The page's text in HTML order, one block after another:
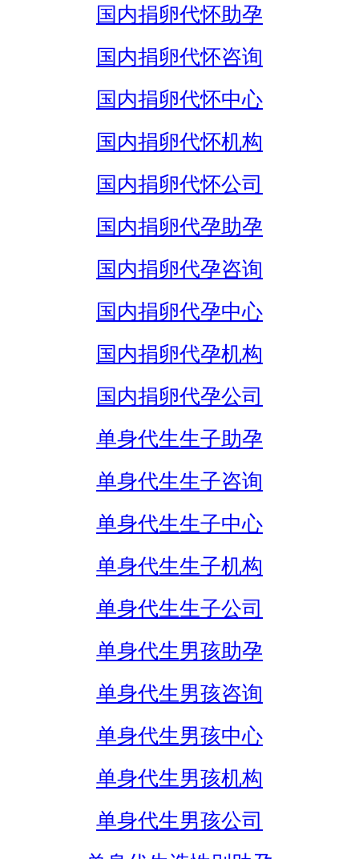
国内捐卵代怀助孕
国内捐卵代怀咨询
国内捐卵代怀中心
国内捐卵代怀机构
国内捐卵代怀公司
国内捐卵代孕助孕
国内捐卵代孕咨询
国内捐卵代孕中心
国内捐卵代孕机构
国内捐卵代孕公司
单身代生生子助孕
单身代生生子咨询
单身代生生子中心
单身代生生子机构
单身代生生子公司
单身代生男孩助孕
单身代生男孩咨询
单身代生男孩中心
单身代生男孩机构
单身代生男孩公司